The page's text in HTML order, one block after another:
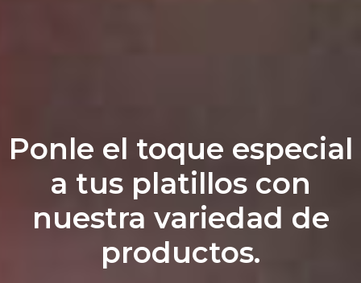
Ponle el toque especial
a tus platillos con
nuestra variedad de
productos.